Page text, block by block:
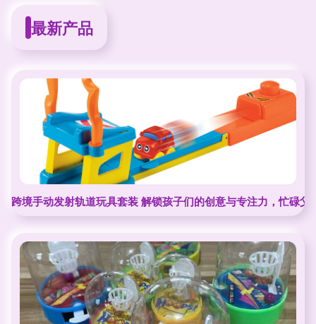
最新产品
跨境手动发射轨道玩具套装 解锁孩子们的创意与专注力，忙碌父